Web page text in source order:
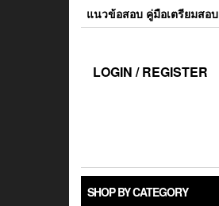
แนวข้อสอบ คู่มือเตรียมสอบ
LOGIN / REGISTER
SHOP BY CATEGORY